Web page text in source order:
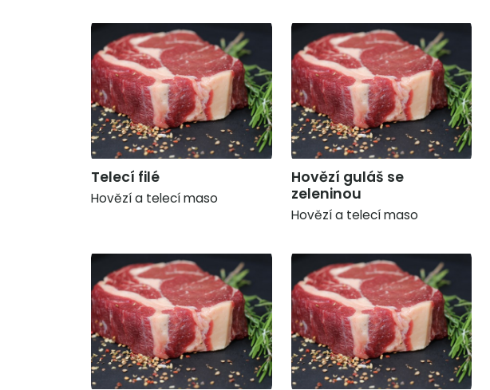
Telecí filé
Hovězí a telecí maso
Hovězí guláš se
zeleninou
Hovězí a telecí maso